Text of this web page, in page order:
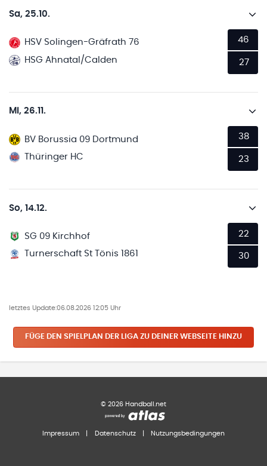
Sa, 25.10.
HSV Solingen-Gräfrath 76
HSG Ahnatal/Calden
46
27
Mi, 26.11.
BV Borussia 09 Dortmund
Thüringer HC
38
23
So, 14.12.
SG 09 Kirchhof
Turnerschaft St Tönis 1861
22
30
letztes Update:06.08.2026 12:05 Uhr
FÜGE DEN SPIELPLAN DER LIGA ZU DEINER WEBSEITE HINZU
© 2026 Handball.net
Impressum Datenschutz Nutzungsbedingungen